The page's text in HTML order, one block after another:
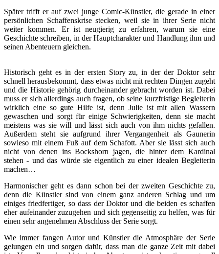
Später trifft er auf zwei junge Comic-Künstler, die gerade in einer
persönlichen Schaffenskrise stecken, weil sie in ihrer Serie nicht
weiter kommen. Er ist neugierig zu erfahren, warum sie eine
Geschichte schreiben, in der Hauptcharakter und Handlung ihm und
seinen Abenteuern gleichen.
Historisch geht es in der ersten Story zu, in der der Doktor sehr
schnell herausbekommt, dass etwas nicht mit rechten Dingen zugeht
und die Historie gehörig durcheinander gebracht worden ist. Dabei
muss er sich allerdings auch fragen, ob seine kurzfristige Begleiterin
wirklich eine so gute Hilfe ist, denn Julie ist mit allen Wassern
gewaschen und sorgt für einige Schwierigkeiten, denn sie macht
meistens was sie will und lässt sich auch von ihm nichts gefallen.
Außerdem steht sie aufgrund ihrer Vergangenheit als Gaunerin
sowieso mit einem Fuß auf dem Schafott. Aber sie lässt sich auch
nicht von denen ins Bockshorn jagen, die hinter dem Kardinal
stehen - und das würde sie eigentlich zu einer idealen Begleiterin
machen…
Harmonischer geht es dann schon bei der zweiten Geschichte zu,
denn die Künstler sind von einem ganz anderen Schlag und um
einiges friedfertiger, so dass der Doktor und die beiden es schaffen
eher aufeinander zuzugehen und sich gegenseitig zu helfen, was für
einen sehr angenehmen Abschluss der Serie sorgt.
Wie immer fangen Autor und Künstler die Atmosphäre der Serie
gelungen ein und sorgen dafür, dass man die ganze Zeit mit dabei